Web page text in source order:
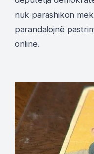
nuk parashikon
parandalojnë
online.